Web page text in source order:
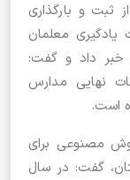
ثبت و بارگذاری
یادگیری معلمان
خبر داد و گفت:
نهایی مدارس
است.
مصنوعی برای
گفت: در سال